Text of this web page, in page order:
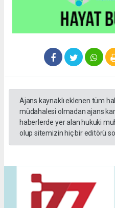
Ajans kaynaklı eklenen tüm
müdahalesi olmadan ajans
haberlerde yer alan hukuki
olup sitemizin hiç bir editörü